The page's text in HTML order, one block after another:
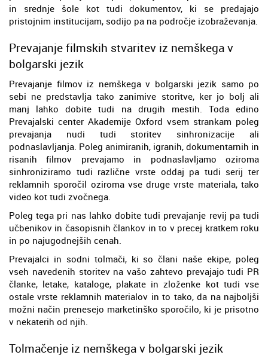
in srednje šole kot tudi dokumentov, ki se predajajo
pristojnim institucijam, sodijo pa na področje izobraževanja.
Prevajanje filmskih stvaritev iz nemškega v
bolgarski jezik
Prevajanje filmov iz nemškega v bolgarski jezik samo po
sebi ne predstavlja tako zanimive storitve, ker jo bolj ali
manj lahko dobite tudi na drugih mestih. Toda edino
Prevajalski center Akademije Oxford vsem strankam poleg
prevajanja nudi tudi storitev sinhronizacije ali
podnaslavljanja. Poleg animiranih, igranih, dokumentarnih in
risanih filmov prevajamo in podnaslavljamo oziroma
sinhroniziramo tudi različne vrste oddaj pa tudi serij ter
reklamnih sporočil oziroma vse druge vrste materiala, tako
video kot tudi zvočnega.
Poleg tega pri nas lahko dobite tudi prevajanje revij pa tudi
učbenikov in časopisnih člankov in to v precej kratkem roku
in po najugodnejših cenah.
Prevajalci in sodni tolmači, ki so člani naše ekipe, poleg
vseh navedenih storitev na vašo zahtevo prevajajo tudi PR
članke, letake, kataloge, plakate in zloženke kot tudi vse
ostale vrste reklamnih materialov in to tako, da na najboljši
možni način prenesejo marketinško sporočilo, ki je prisotno
v nekaterih od njih.
Tolmačenje iz nemškega v bolgarski jezik